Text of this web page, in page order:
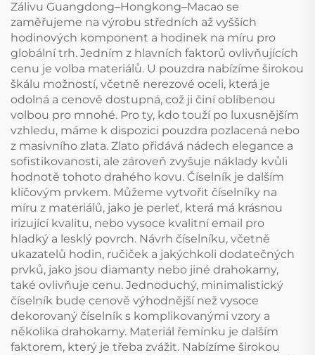
Zálivu Guangdong–Hongkong–Macao se
zaměřujeme na výrobu středních až vyšších
hodinových komponent a hodinek na míru pro
globální trh. Jedním z hlavních faktorů ovlivňujících
cenu je volba materiálů. U pouzdra nabízíme širokou
škálu možností, včetně nerezové oceli, která je
odolná a cenově dostupná, což ji činí oblíbenou
volbou pro mnohé. Pro ty, kdo touží po luxusnějším
vzhledu, máme k dispozici pouzdra pozlacená nebo
z masivního zlata. Zlato přidává nádech elegance a
sofistikovanosti, ale zároveň zvyšuje náklady kvůli
hodnotě tohoto drahého kovu. Číselník je dalším
klíčovým prvkem. Můžeme vytvořit číselníky na
míru z materiálů, jako je perleť, která má krásnou
irizující kvalitu, nebo vysoce kvalitní email pro
hladký a lesklý povrch. Návrh číselníku, včetně
ukazatelů hodin, ručiček a jakýchkoli dodatečných
prvků, jako jsou diamanty nebo jiné drahokamy,
také ovlivňuje cenu. Jednoduchý, minimalistický
číselník bude cenově výhodnější než vysoce
dekorovaný číselník s komplikovanými vzory a
několika drahokamy. Materiál řemínku je dalším
faktorem, který je třeba zvážit. Nabízíme širokou